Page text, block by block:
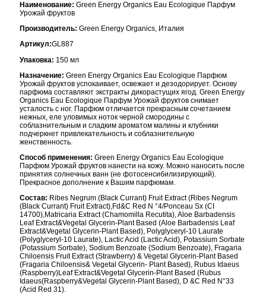
Наименование: Green Energy Organics Eau Ecologique Парфум
Урожай фруктов
Производитель: Green Energy Organics, Италия
Артикул:GL887
Упаковка: 150 мл
Назначение: Green Energy Organics Eau Ecologique Парфюм
Урожай фруктов успокаивает, освежает и дезодорирует. Основу
парфюма составляют экстракты дикорастущих ягод. Green Energy
Organics Eau Ecologique Парфум Урожай фруктов снимает
усталость с ног. Парфюм отличается прекрасным сочетанием
нежных, еле уловимых ноток черной смородины с
соблазнительным и сладким ароматом малины и клубники
подчеркнет привлекательность и соблазнительную
женственность.
Способ применения: Green Energy Organics Eau Ecologique
Парфюм Урожай фруктов нанести на кожу. Можно наносить после
принятия солнечных ванн (не фотосенсибилизирующий).
Прекрасное дополнение к Вашим парфюмам.
Состав: Ribes Negrum (Black Currant) Fruit Extract (Ribes Negrum
(Black Currant) Fruit Extract),Fd&C Red N °4/Ponceau Sx (CI
14700),Matricaria Extract (Chamomilla Recutita), Aloe Barbadensis
Leaf Extract&Vegetal Glycerin-Plant Based (Aloe Barbadensis Leaf
Extract&Vegetal Glycerin-Plant Based), Polyglyceryl-10 Laurate
(Polyglyceryl-10 Laurate), Lactic Acid (Lactic Acid), Potassium Sorbate
(Potassium Sorbate), Sodium Benzoate (Sodium Benzoate), Fragaria
Chiloensis Fruit Extract (Strawberry) & Vegetal Glycerin-Plant Based
(Fragaria Chiloensis& Vegetal Glycerin- Plant Based), Rubus Idaeus
(Raspberry)Leaf Extract&Vegetal Glycerin-Plant Based (Rubus
Idaeus(Raspberry&Vegetal Glycerin-Plant Based), D &C Red N°33
(Acid Red 31).